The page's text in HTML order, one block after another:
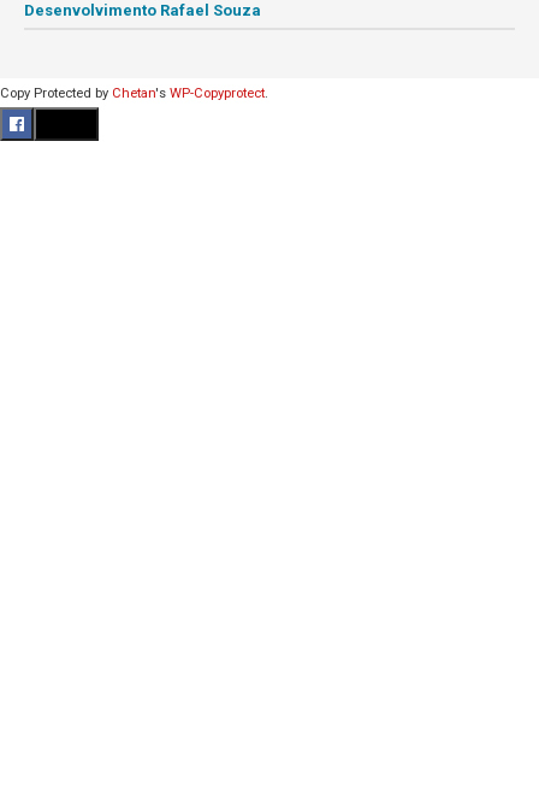
Desenvolvimento Rafael Souza
Copy Protected by Chetan's WP-Copyprotect.